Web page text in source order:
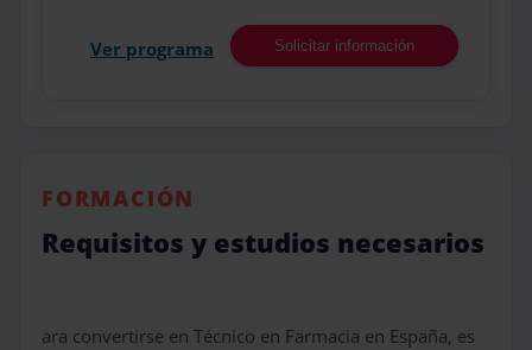
Ver programa Solicitar información
FORMACIÓN
Requisitos y estudios necesarios
ara convertirse en Técnico en Farmacia en España, es